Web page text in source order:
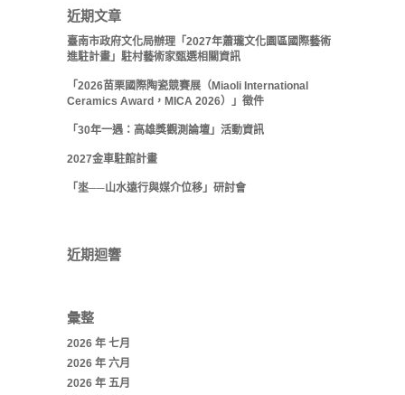
近期文章
臺南市政府文化局辦理「2027年蕭瓏文化園區國際藝術
進駐計畫」駐村藝術家甄選相關資訊
「2026苗栗國際陶瓷競賽展（Miaoli International
Ceramics Award，MICA 2026）」徵件
「30年一遇：高雄獎觀測論壇」活動資訊
2027金車駐館計畫
「埊──山水遠行與媒介位移」研討會
近期迴響
彙整
2026 年 七月
2026 年 六月
2026 年 五月